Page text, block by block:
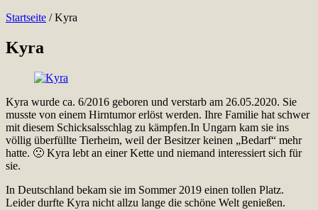
Startseite /Kyra
Kyra
Kyra wurde ca. 6/2016 geboren und verstarb am 26.05.2020. Sie
musste von einem Hirntumor erlöst werden. Ihre Familie hat schwer
mit diesem Schicksalsschlag zu kämpfen.In Ungarn kam sie ins
völlig überfüllte Tierheim, weil der Besitzer keinen „Bedarf“ mehr
hatte. 🙁 Kyra lebt an einer Kette und niemand interessiert sich für
sie.
In Deutschland bekam sie im Sommer 2019 einen tollen Platz.
Leider durfte Kyra nicht allzu lange die schöne Welt genießen.